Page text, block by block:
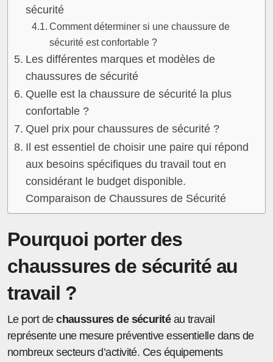
sécurité
Comment déterminer si une chaussure de
sécurité est confortable ?
Les différentes marques et modèles de
chaussures de sécurité
Quelle est la chaussure de sécurité la plus
confortable ?
Quel prix pour chaussures de sécurité ?
Il est essentiel de choisir une paire qui répond
aux besoins spécifiques du travail tout en
considérant le budget disponible.
Comparaison de Chaussures de Sécurité
Pourquoi porter des
chaussures de sécurité au
travail ?
Le port dechaussures de sécuritéau travail
représente une mesure préventive essentielle dans de
nombreux secteurs d’activité. Ces équipements